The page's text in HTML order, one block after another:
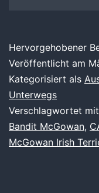
Hervorgehobener
Veröffentlicht am
Kategorisiert als
Unterwegs
Verschlagwortet mit
Bandit McGowan,
McGowan Irish